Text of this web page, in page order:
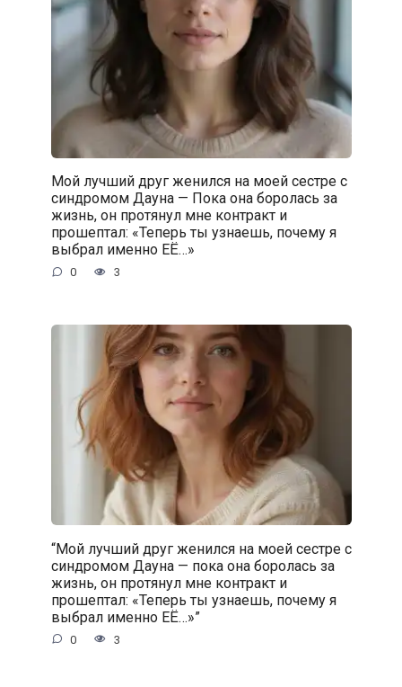
Мой лучший друг женился на моей сестре с
синдромом Дауна — Пока она боролась за
жизнь, он протянул мне контракт и
прошептал: «Теперь ты узнаешь, почему я
выбрал именно ЕЁ…»
0 3
“Мой лучший друг женился на моей сестре с
синдромом Дауна — пока она боролась за
жизнь, он протянул мне контракт и
прошептал: «Теперь ты узнаешь, почему я
выбрал именно ЕЁ…»”
0 3